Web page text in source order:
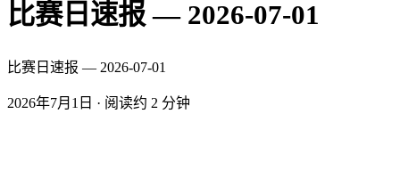
比赛日速报 — 2026-07-01
比赛日速报 — 2026-07-01
2026年7月1日 · 阅读约 2 分钟